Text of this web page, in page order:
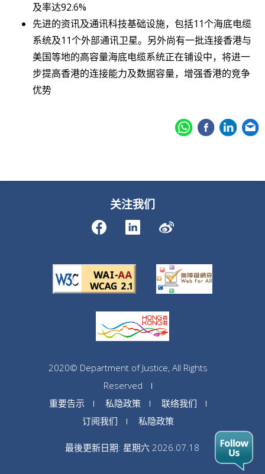
及率达92.6%
先进的资讯及通讯科技基础设施，包括11个海底电缆
系统及11个外部通讯卫星。另外尚有一批连接香港与
美国等地的高容量海底电缆系统正在铺设中，将进一
步提高香港的连接能力及数据容量，增强香港的竞争
优势
关注我们
2020© Department of Justice, All Rights
Reserved
重要告示
私隐政策
联络我们
订阅我们
私隐政策
最後更新日期: 星期六 2026.07.18